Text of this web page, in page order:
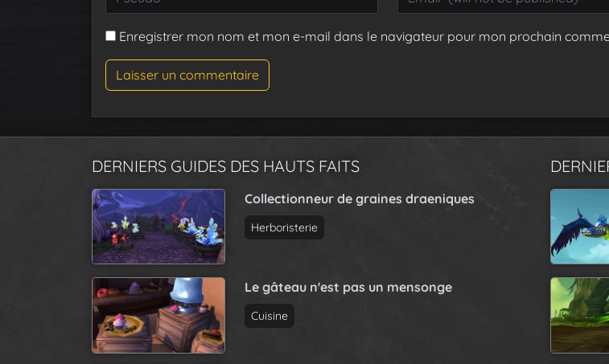
Enregistrer mon nom et mon e-mail dans le navigateur pour mon prochain
DERNIERS GUIDES DES HAUTS FAITS
Collectionneur de graines draeniques
Herboristerie
Le gâteau n'est pas un mensonge
Cuisine